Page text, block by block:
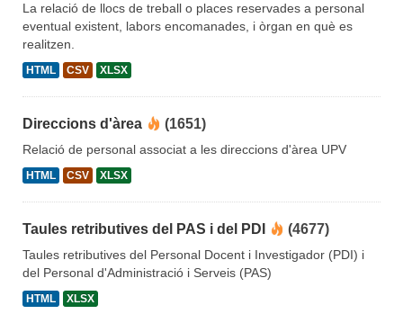
La relació de llocs de treball o places reservades a personal
eventual existent, labors encomanades, i òrgan en què es
realitzen.
HTML CSV XLSX
Direccions d'àrea (1651)
Relació de personal associat a les direccions d'àrea UPV
HTML CSV XLSX
Taules retributives del PAS i del PDI (4677)
Taules retributives del Personal Docent i Investigador (PDI) i
del Personal d'Administració i Serveis (PAS)
HTML XLSX